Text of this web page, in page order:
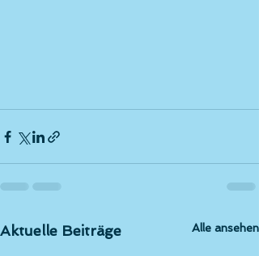
Aktuelle Beiträge Alle ansehen